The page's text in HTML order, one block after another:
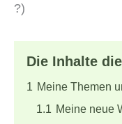
?)
Die Inhalte
1 Meine Themen
1.1 Meine neue